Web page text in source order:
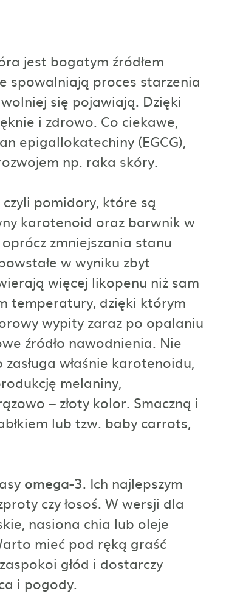
jest bogatym źródłem
spowalniają proces starzenia
się pojawiają. Dzięki
i zdrowo. Co ciekawe,
epigallokatechiny (EGCG),
np. raka skóry.
czyli pomidory, które są
karotenoid oraz barwnik w
zmniejszania stanu
w wyniku zbyt
więcej likopenu niż sam
temperatury, dzięki którym
wypity zaraz po opalaniu
źródło nawodnienia. Nie
właśnie karotenoidu,
melaniny,
– złoty kolor. Smaczną i
lub tzw. baby carrots,
omega-3. Ich najlepszym
czy łosoś. W wersji dla
nasiona chia lub oleje
mieć pod ręką graść
głód i dostarczy
i pogody.